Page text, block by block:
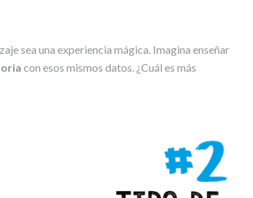
sea una experiencia mágica. Imagina enseñar
con esos mismos datos. ¿Cuál es más